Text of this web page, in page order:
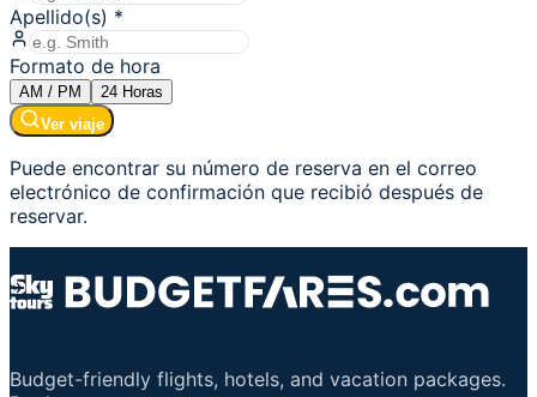
Apellido(s) *
Formato de hora
AM / PM 24 Horas
Ver viaje
Puede encontrar su número de reserva en el correo
electrónico de confirmación que recibió después de
reservar.
Budget-friendly flights, hotels, and vacation packages.